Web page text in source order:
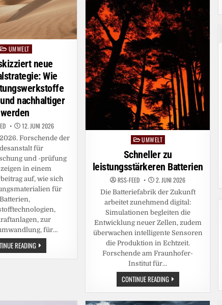
Posted
in
UMWELT
neue
Wie
nachhaltiger
werden
12. JUNI 2026
Forschende der
für
und -prüfung
in einem
auf, wie sich
für
Batterien,
zur
für…
READINGBAM
SKIZZIERT
NEUE
Posted
in
UMWELT
Schneller zu
leistungsstärkeren Batterien
RSS-FEED 2. JUNI 2026
Die Batteriefabrik der Zukunft
arbeitet zunehmend digital:
Simulationen begleiten die
Entwicklung neuer Zellen, zudem
überwachen intelligente Sensoren
die Produktion in Echtzeit.
Forschende am Fraunhofer-
Institut für…
CONTINUE READINGSCHNELLER
ZU
LEISTUNGSSTÄRKEREN
BATTERIEN